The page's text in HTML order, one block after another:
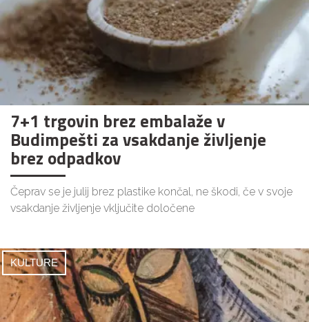
7+1 trgovin brez embalaže v
Budimpešti za vsakdanje življenje
brez odpadkov
Čeprav se je julij brez plastike končal, ne škodi, če v svoje
vsakdanje življenje vključite določene
KULTURE